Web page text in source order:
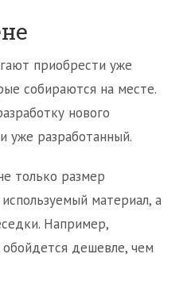
приобрести уже
собираются на месте.
нового
уже разработанный.
только размер
материал, а
Например,
дешевле, чем